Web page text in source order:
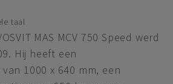
taal
MAS MCV 750 Speed werd
Hij heeft een
1000 x 640 mm, een